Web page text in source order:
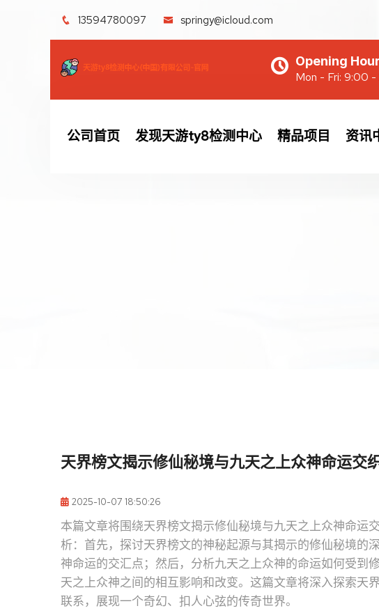
13594780097 springy@icloud.com
Opening
Mon - Fri: 9:00 -
公司首页 发现天游ty8检测中心 精品项目 资讯
天界榜文揭示修仙秘境与九天之上众神命运交
2025-10-07 18:50:26
本篇文章将围绕天界榜文揭示修仙秘境与九天之上众神命运
析：首先，探讨天界榜文的神秘起源与其揭示的修仙秘境的
神命运的交汇点；然后，分析九天之上众神的命运如何受到
天之上众神之间的相互影响和改变。这篇文章将深入探索天
联系，展现一个奇幻、扣人心弦的传奇世界。